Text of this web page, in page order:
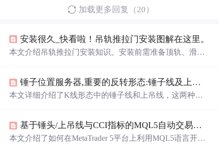
加载更多回复（20）
安装很久_快看啦！吊轨推拉门安装图解在这里。
本文介绍吊轨推拉门安装知识。安装前需准备顶轨、滑轮
一致、选质量好的门、控制噪音等。
锤子位置服务器,重要的反转形态:锤子线及上吊线
本文详细介绍了K线形态中的锤子线和上吊线，这两种形
束。通过实体位置、下影线长度和上影线等特征识别这两
种形态，并结合后续K线验证，可以辅助投资者做出买卖
基于锤头/上吊线与CCI指标的MQL5自动交易系统实战指南
本文介绍了如何在MetaTrader 5平台上利用MQL5语言开发